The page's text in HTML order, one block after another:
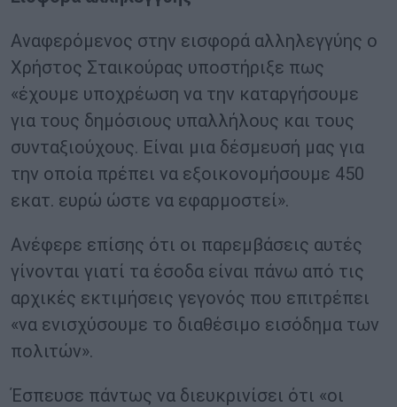
Αναφερόμενος στην εισφορά αλληλεγγύης ο
Χρήστος Σταικούρας υποστήριξε πως
«έχουμε υποχρέωση να την καταργήσουμε
για τους δημόσιους υπαλλήλους και τους
συνταξιούχους. Είναι μια δέσμευσή μας για
την οποία πρέπει να εξοικονομήσουμε 450
εκατ. ευρώ ώστε να εφαρμοστεί».
Ανέφερε επίσης ότι οι παρεμβάσεις αυτές
γίνονται γιατί τα έσοδα είναι πάνω από τις
αρχικές εκτιμήσεις γεγονός που επιτρέπει
«να ενισχύσουμε το διαθέσιμο εισόδημα των
πολιτών».
Έσπευσε πάντως να διευκρινίσει ότι «οι